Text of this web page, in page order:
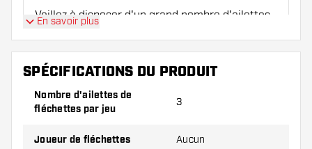
Veillez à disposer d'un grand nombre d'ailettes
cassés à l'usage.
Essayez une forme, un matériau ou une
épaisseur différents des ailettes pour découvrir
En savoir plus
SPÉCIFICATIONS DU PRODUIT
Nombre d'ailettes de
fléchettes par jeu
3
Joueur de fléchettes Aucun